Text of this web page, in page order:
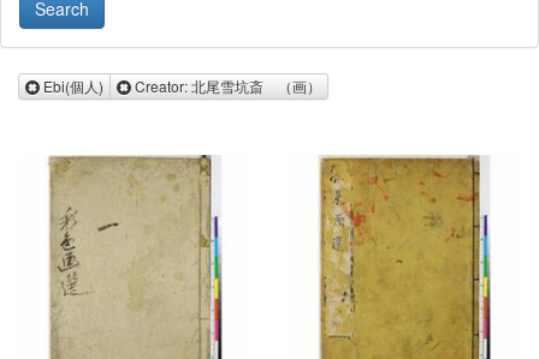
Ebi(個人) Remove Ebi(個人)
Creator: 北尾雪坑斎 （画）